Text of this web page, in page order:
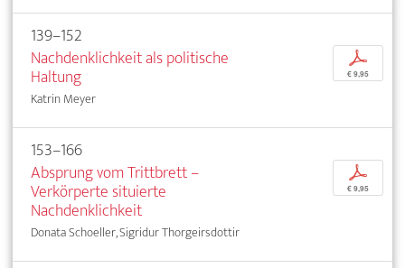
139–152
Nachdenklichkeit als politische
Haltung
Katrin Meyer
p
€ 9,95
153–166
Absprung vom Trittbrett –
Verkörperte situierte
Nachdenklichkeit
Donata Schoeller, Sigridur Thorgeirsdottir
p
€ 9,95